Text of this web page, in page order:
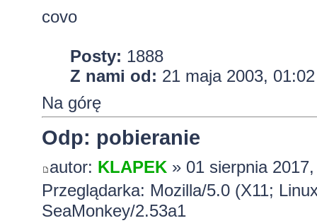
covo
Posty: 1888
Z nami od: 21 maja 2003, 01:02
Na górę
Odp: pobieranie
autor: KLAPEK» 01 sierpnia
Przeglądarka: Mozilla/5.0 (X11;
SeaMonkey/2.53a1